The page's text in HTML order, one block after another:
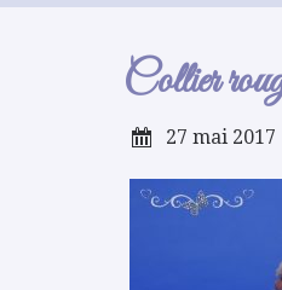
Collier
27 mai 2017